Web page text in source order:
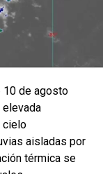
de
más
10 de agosto
cielo
aisladas por
térmica se